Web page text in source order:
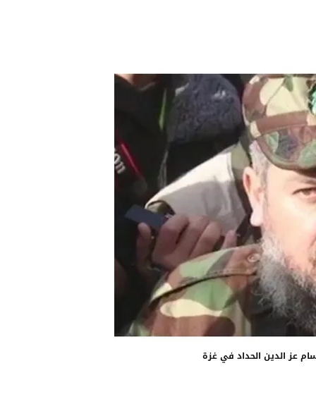
عز الدين الحداد في غزة